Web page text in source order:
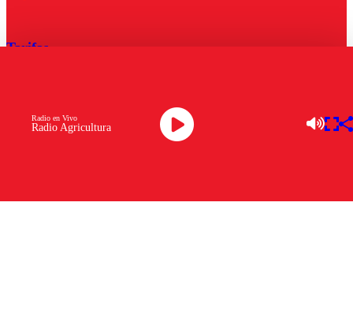
Radio Agricultura
Radio en Vivo
Tarifas
Descarga la APP